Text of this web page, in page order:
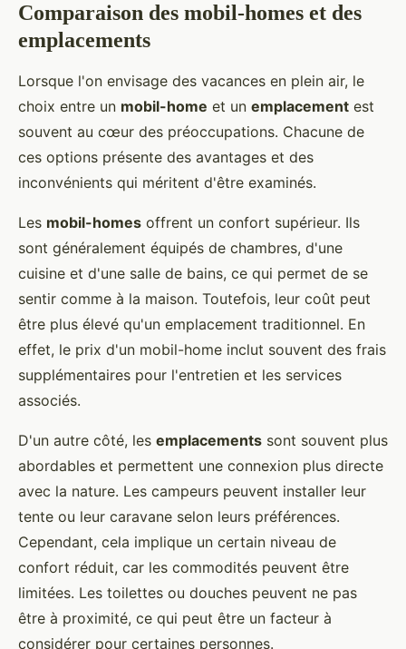
Comparaison des mobil-homes et des
emplacements
Lorsque l'on envisage des vacances en plein air, le
choix entre un mobil-home et un emplacement est
souvent au cœur des préoccupations. Chacune de
ces options présente des avantages et des
inconvénients qui méritent d'être examinés.
Les mobil-homes offrent un confort supérieur. Ils
sont généralement équipés de chambres, d'une
cuisine et d'une salle de bains, ce qui permet de se
sentir comme à la maison. Toutefois, leur coût peut
être plus élevé qu'un emplacement traditionnel. En
effet, le prix d'un mobil-home inclut souvent des frais
supplémentaires pour l'entretien et les services
associés.
D'un autre côté, les emplacements sont souvent plus
abordables et permettent une connexion plus directe
avec la nature. Les campeurs peuvent installer leur
tente ou leur caravane selon leurs préférences.
Cependant, cela implique un certain niveau de
confort réduit, car les commodités peuvent être
limitées. Les toilettes ou douches peuvent ne pas
être à proximité, ce qui peut être un facteur à
considérer pour certaines personnes.